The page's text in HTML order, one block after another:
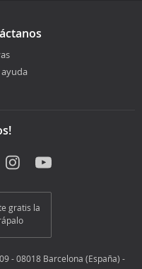
gratis la
- 08018 Barcelona (España) -